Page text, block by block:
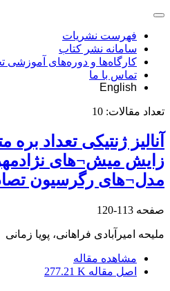
فهرست نشریات
سامانه نشر کتاب
کارگاه‌ها و دوره‌های
تماس با ما
English
تعداد مقالات: 10
آنالیز ژنتیکی تعداد
زایش میش¬های
مدل¬های رگرسیون
صفحه 113-120
ملیحه امیرآبادی فراهانی، پویا زمانی
مشاهده مقاله
اصل مقاله 277.21 K